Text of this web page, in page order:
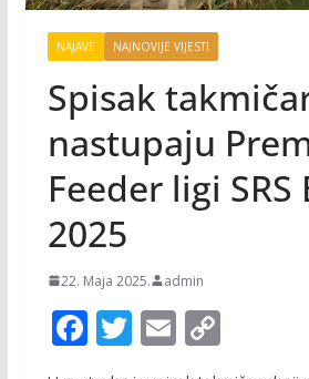
NAJAVE NAJNOVIJE VIJESTI
Spisak
nastupaju
Feeder ligi SRS
2025
22. Maja 2025. admin
F
ac
T E
m
C
o